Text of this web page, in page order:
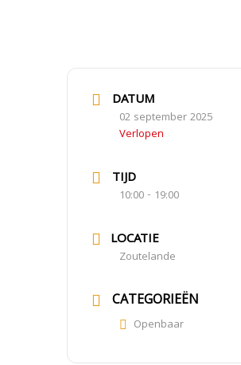
DATUM
02 september 2025
Verlopen
TIJD
10:00 - 19:00
LOCATIE
Zoutelande
CATEGORIEËN
Openbaar